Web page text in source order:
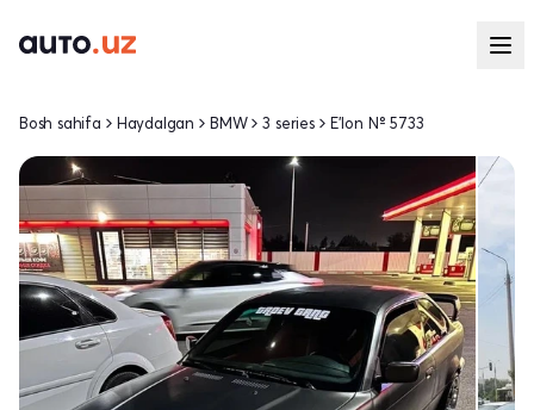
Bosh sahifa Haydalgan BMW 3 series E'lon № 5733